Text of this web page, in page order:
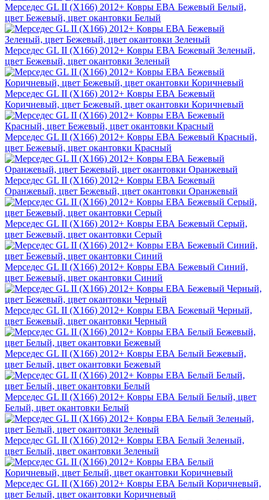
Мерседес GL II (X166) 2012+ Ковры ЕВА Бежевый Белый,
цвет Бежевый, цвет окантовки Белый
Мерседес GL II (X166) 2012+ Ковры ЕВА Бежевый Зеленый,
цвет Бежевый, цвет окантовки Зеленый
Мерседес GL II (X166) 2012+ Ковры ЕВА Бежевый
Коричневый, цвет Бежевый, цвет окантовки Коричневый
Мерседес GL II (X166) 2012+ Ковры ЕВА Бежевый Красный,
цвет Бежевый, цвет окантовки Красный
Мерседес GL II (X166) 2012+ Ковры ЕВА Бежевый
Оранжевый, цвет Бежевый, цвет окантовки Оранжевый
Мерседес GL II (X166) 2012+ Ковры ЕВА Бежевый Серый,
цвет Бежевый, цвет окантовки Серый
Мерседес GL II (X166) 2012+ Ковры ЕВА Бежевый Синий,
цвет Бежевый, цвет окантовки Синий
Мерседес GL II (X166) 2012+ Ковры ЕВА Бежевый Черный,
цвет Бежевый, цвет окантовки Черный
Мерседес GL II (X166) 2012+ Ковры ЕВА Белый Бежевый,
цвет Белый, цвет окантовки Бежевый
Мерседес GL II (X166) 2012+ Ковры ЕВА Белый Белый, цвет
Белый, цвет окантовки Белый
Мерседес GL II (X166) 2012+ Ковры ЕВА Белый Зеленый,
цвет Белый, цвет окантовки Зеленый
Мерседес GL II (X166) 2012+ Ковры ЕВА Белый Коричневый,
цвет Белый, цвет окантовки Коричневый